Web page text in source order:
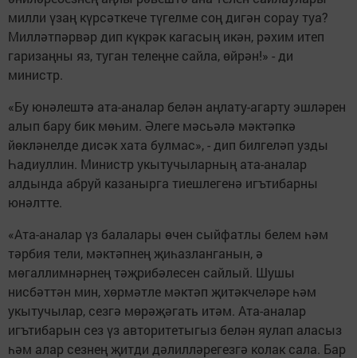
милли үзаң күрсәткече түгелме соң дигән сорау туа?
Милләтпәрвәр дип күкрәк кагасың икән, рәхим итеп
гаризаңны яз, туган телеңне сайла, өйрән!» - ди
министр.
«Бу юнәлештә ата-аналар белән аңлату-агарту эшләрен
алып бару бик мөһим. Әлеге мәсьәлә мәктәпкә
йөкләнелде дисәк хата булмас», - дип билгеләп узды
Һадиуллин. Министр укытучыларның ата-аналар
алдында абруй казанырга тиешлегенә игътибарны
юнәлтте.
«Ата-аналар үз балалары өчен сыйфатлы белем һәм
тәрбия тели, мәктәпнең җиһазланганын, ә
мөгаллимнәрнең тәҗрибәлесен сайлый. Шушы
нисбәттән мин, хөрмәтле мәктәп җитәкчеләре һәм
укытучылар, сезгә мөрәҗәгать итәм. Ата-аналар
игътибарын сез үз авторитетыгыз белән яулап аласыз
һәм алар сезнең җитди дәлилләрегезгә колак сала. Бар